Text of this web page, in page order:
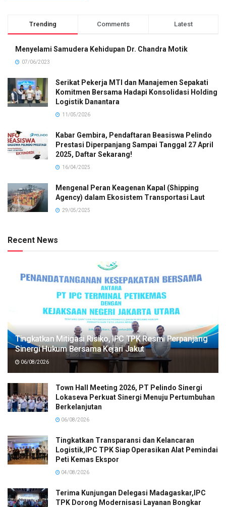
Trending Comments Latest
Menyelami Samudera Kehidupan Dr. Chandra Motik
07/06/2023
Serikat Pekerja MTI dan Manajemen Sepakati
Komitmen Bersama Hadapi Konsolidasi Holding
Logistik Danantara
11/05/2026
Kabar Gembira, Pendaftaran Beasiswa Pelindo
Prestasi Diperpanjang Sampai Tanggal 27 April
2025, Daftar Sekarang!
16/04/2025
Mengenal Peran Keagenan Kapal (Shipping
Agency) dalam Ekosistem Transportasi Laut
29/05/2025
Recent News
Tingkatkan Mitigasi Risiko, IPC TPK Resmi Perpanjang
Sinergi Hukum Bersama Kejari Jakut
06/08/2026
Town Hall Meeting 2026, PT Pelindo Sinergi
Lokaseva Perkuat Sinergi Menuju Pertumbuhan
Berkelanjutan
06/08/2026
Tingkatkan Transparansi dan Kelancaran
Logistik,IPC TPK Siap Operasikan Alat Pemindai
Peti Kemas Ekspor
04/08/2026
Terima Kunjungan Delegasi Madagaskar,IPC
TPK Dorong Modernisasi Layanan Bongkar